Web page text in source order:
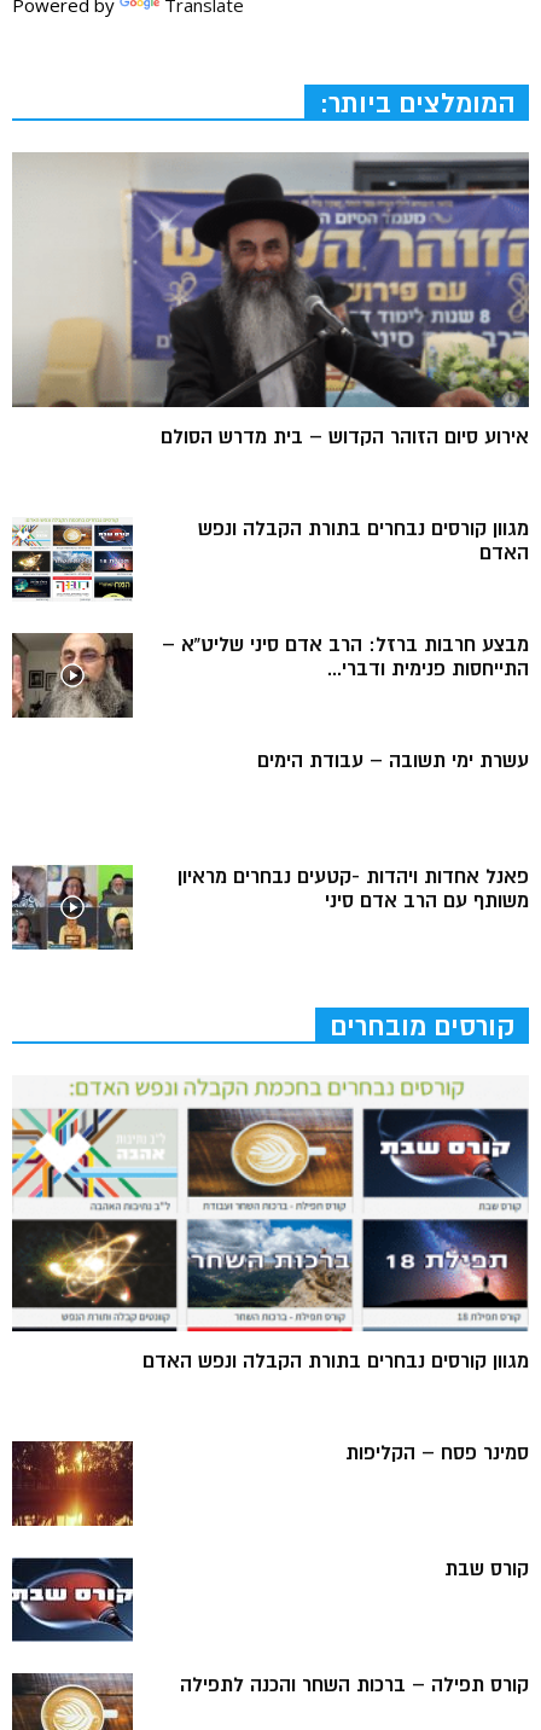
המומלצים ביותר:
אירוע סיום הזוהר הקדוש – בית מדרש הסולם
מגוון קורסים נבחרים בתורת הקבלה ונפש
האדם
מבצע חרבות ברזל: הרב אדם סיני שליט”א –
התייחסות פנימית ודברי...
עשרת ימי תשובה – עבודת הימים
פאנל אחדות ויהדות -קטעים נבחרים מראיון
משותף עם הרב אדם סיני
קורסים מובחרים
מגוון קורסים נבחרים בתורת הקבלה ונפש האדם
סמינר פסח – הקליפות
קורס שבת
קורס תפילה – ברכות השחר והכנה לתפילה